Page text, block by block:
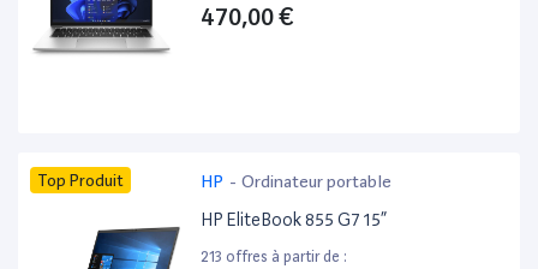
470,00 €
Top Produit HP - Ordinateur portable
HP EliteBook 855 G7 15”
213 offres à partir de :